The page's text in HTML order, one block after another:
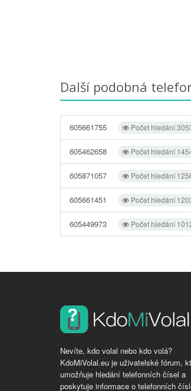
Další podobná
Počet hledání
605661755
Počet hledání
605462658
Počet hledání
605871057
Počet hledání
605661451
Počet hledání
605449973
Nevíte, kdo volal nebo kdo volá?
KdoMiVolal.eu je uživatelské fórum,
umožňuje hledání telefonních čísel a
poskytuje informace o telefonních